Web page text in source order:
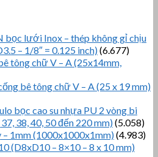
bọc lưới Inox – thép không gỉ chịu
– 1/8″ = 0.125 inch)(6.677)
tông chữ V – A (25x14mm,
bê tông chữ V – A (25 x 19 mm)
bọc cao su nhựa PU 2 vòng bi
38, 40, 50 đến 220 mm)(5.058)
– 1mm (1000x1000x1mm)(4.983)
(D8xD10 – 8×10 – 8 x 10 mm)